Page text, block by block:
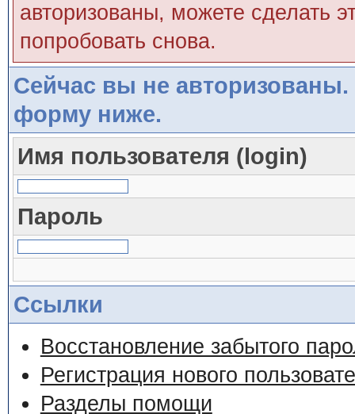
авторизованы, можете сделать
попробовать снова.
Сейчас вы не авторизованы.
форму ниже.
Имя пользователя (login)
Пароль
Ссылки
Восстановление забытого
Регистрация нового
Разделы помощи